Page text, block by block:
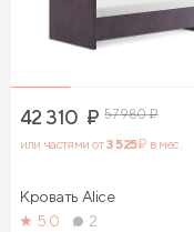
42 310 ₽ 57 980₽
или частями от3 525₽ в мес.
Кровать Alice
5.0
2